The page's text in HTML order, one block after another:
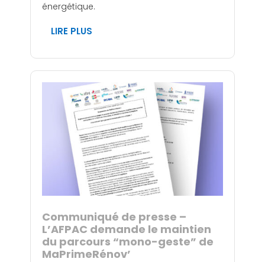
énergétique.
LIRE PLUS
Communiqué de presse –
L’AFPAC demande le maintien
du parcours “mono-geste” de
MaPrimeRénov’